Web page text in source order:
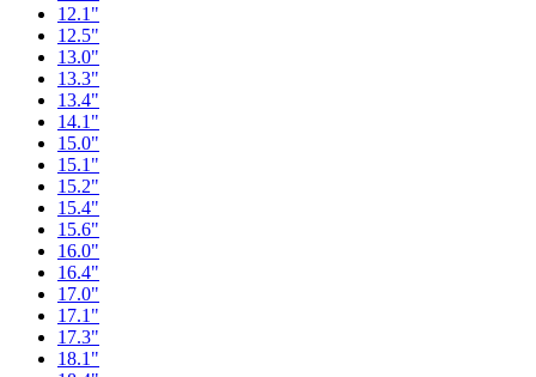
12.1"
12.5"
13.0"
13.3"
13.4"
14.1"
15.0"
15.1"
15.2"
15.4"
15.6"
16.0"
16.4"
17.0"
17.1"
17.3"
18.1"